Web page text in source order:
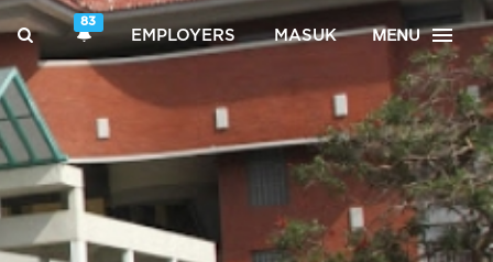
83
EMPLOYERS MASUK MENU